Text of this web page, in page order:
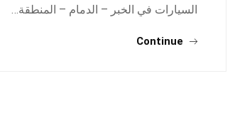
السيارات في الخبر – الدمام – المنطقة…
Continue